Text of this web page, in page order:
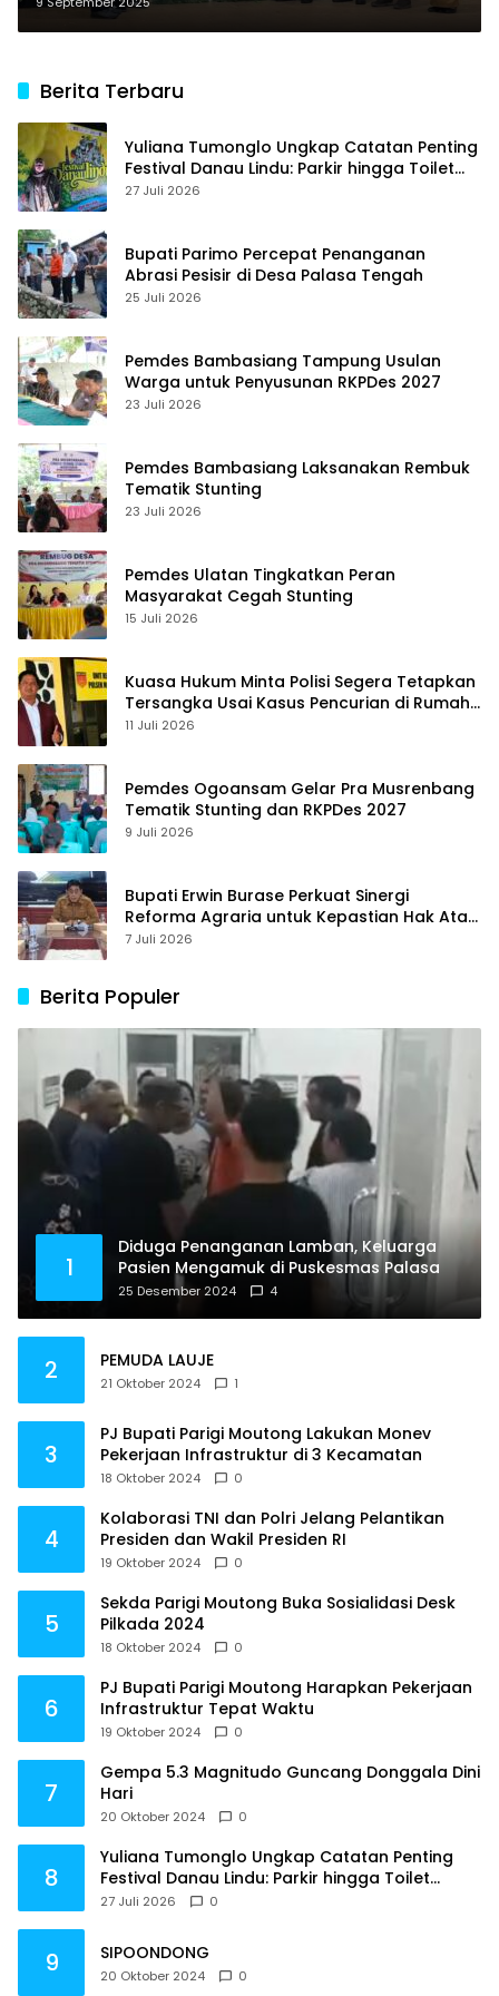
Berita Terbaru
Yuliana Tumonglo Ungkap Catatan Penting
Festival Danau Lindu: Parkir hingga Toilet
Harus Jadi Prioritas
27 Juli 2026
Bupati Parimo Percepat Penanganan
Abrasi Pesisir di Desa Palasa Tengah
25 Juli 2026
Pemdes Bambasiang Tampung Usulan
Warga untuk Penyusunan RKPDes 2027
23 Juli 2026
Pemdes Bambasiang Laksanakan Rembuk
Tematik Stunting
23 Juli 2026
Pemdes Ulatan Tingkatkan Peran
Masyarakat Cegah Stunting
15 Juli 2026
Kuasa Hukum Minta Polisi Segera Tetapkan
Tersangka Usai Kasus Pencurian di Rumah
Anggota Dewan Bantul di Sigi Naik
11 Juli 2026
Pemdes Ogoansam Gelar Pra Musrenbang
Tematik Stunting dan RKPDes 2027
9 Juli 2026
Bupati Erwin Burase Perkuat Sinergi
Reforma Agraria untuk Kepastian Hak Atas
Tanah bagi Masyarakat
7 Juli 2026
Berita Populer
1
Diduga Penanganan Lamban, Keluarga
Pasien Mengamuk di Puskesmas Palasa
25 Desember 2024 4
2 PEMUDA LAUJE
21 Oktober 2024 1
3
PJ Bupati Parigi Moutong Lakukan Monev
Pekerjaan Infrastruktur di 3 Kecamatan
18 Oktober 2024 0
4
Kolaborasi TNI dan Polri Jelang Pelantikan
Presiden dan Wakil Presiden RI
19 Oktober 2024 0
5
Sekda Parigi Moutong Buka Sosialidasi Desk
Pilkada 2024
18 Oktober 2024 0
6
PJ Bupati Parigi Moutong Harapkan Pekerjaan
Infrastruktur Tepat Waktu
19 Oktober 2024 0
7
Gempa 5.3 Magnitudo Guncang Donggala Dini
Hari
20 Oktober 2024 0
8
Yuliana Tumonglo Ungkap Catatan Penting
Festival Danau Lindu: Parkir hingga Toilet
Harus Jadi Prioritas
27 Juli 2026 0
9 SIPOONDONG
20 Oktober 2024 0